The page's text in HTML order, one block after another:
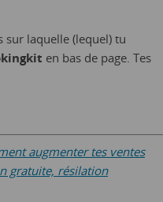
sur laquelle (lequel) tu
en bas de page. Tes
augmenter tes ventes
gratuite, résilation